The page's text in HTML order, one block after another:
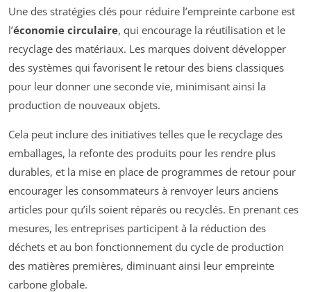
Une des stratégies clés pour réduire l’empreinte carbone est
l’économie circulaire, qui encourage la réutilisation et le
recyclage des matériaux. Les marques doivent développer
des systèmes qui favorisent le retour des biens classiques
pour leur donner une seconde vie, minimisant ainsi la
production de nouveaux objets.
Cela peut inclure des initiatives telles que le recyclage des
emballages, la refonte des produits pour les rendre plus
durables, et la mise en place de programmes de retour pour
encourager les consommateurs à renvoyer leurs anciens
articles pour qu’ils soient réparés ou recyclés. En prenant ces
mesures, les entreprises participent à la réduction des
déchets et au bon fonctionnement du cycle de production
des matières premières, diminuant ainsi leur empreinte
carbone globale.